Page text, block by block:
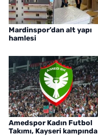
Mardinspor’dan alt yapı
hamlesi
Amedspor Kadın Futbol
Takımı, Kayseri kampında